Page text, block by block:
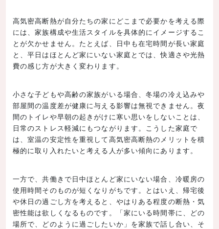
高気密高断熱が自分たちの家にどこまで必要かを考える際
には、家族構成や生活スタイルを具体的にイメージするこ
とが欠かせません。たとえば、日中も在宅時間が長い家庭
と、平日はほとんど家にいない家庭とでは、快適さや光熱
費の感じ方が大きく変わります。
小さな子どもや高齢の家族がいる場合、冬場の冷え込みや
部屋間の温度差が健康に与える影響は無視できません。夜
間のトイレや早朝の起きがけに寒い思いをしないことは、
日常のストレス軽減にもつながります。こうした家庭で
は、室温の安定性を重視して高気密高断熱のメリットを積
極的に取り入れたいと考える人が多い傾向にあります。
一方で、共働きで日中ほとんど家にいない場合、冷暖房の
使用時間そのものが短くなりがちです。とはいえ、帰宅後
や休日の過ごし方を考えると、やはりある程度の断熱・気
密性能は欲しくなるものです。「家にいる時間帯に、どの
場所で、どのように過ごしたいか」を家族で話し合い、そ